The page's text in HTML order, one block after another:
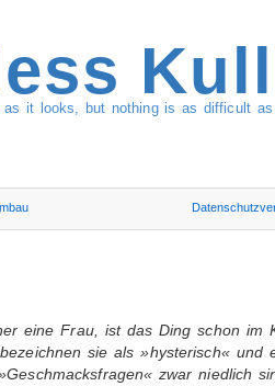
it looks, but nothing is as difficult
eine Frau, ist das Ding schon im
sie als »hysterisch« und
zwar niedlich